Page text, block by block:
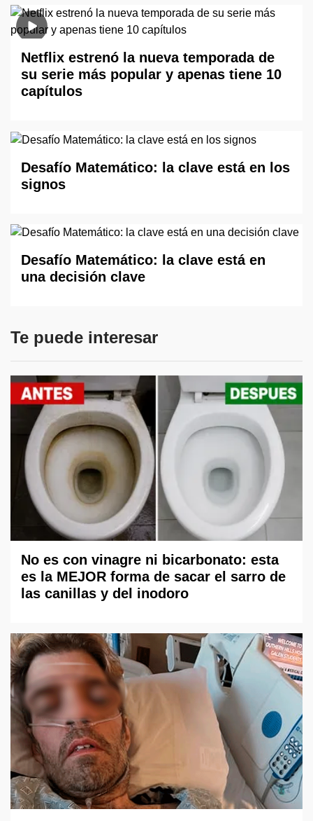
Netflix estrenó la nueva temporada de
su serie más popular y apenas tiene 10
capítulos
Desafío Matemático: la clave está en los
signos
Desafío Matemático: la clave está en
una decisión clave
Te puede interesar
No es con vinagre ni bicarbonato: esta
es la MEJOR forma de sacar el sarro de
las canillas y del inodoro